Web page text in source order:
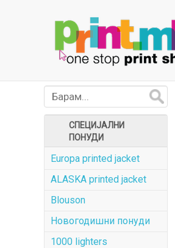
СПЕЦИЈАЛНИ
ПОНУДИ
Europa printed jacket
ALASKA printed jacket
Blouson
Новогодишни понуди
1000 lighters